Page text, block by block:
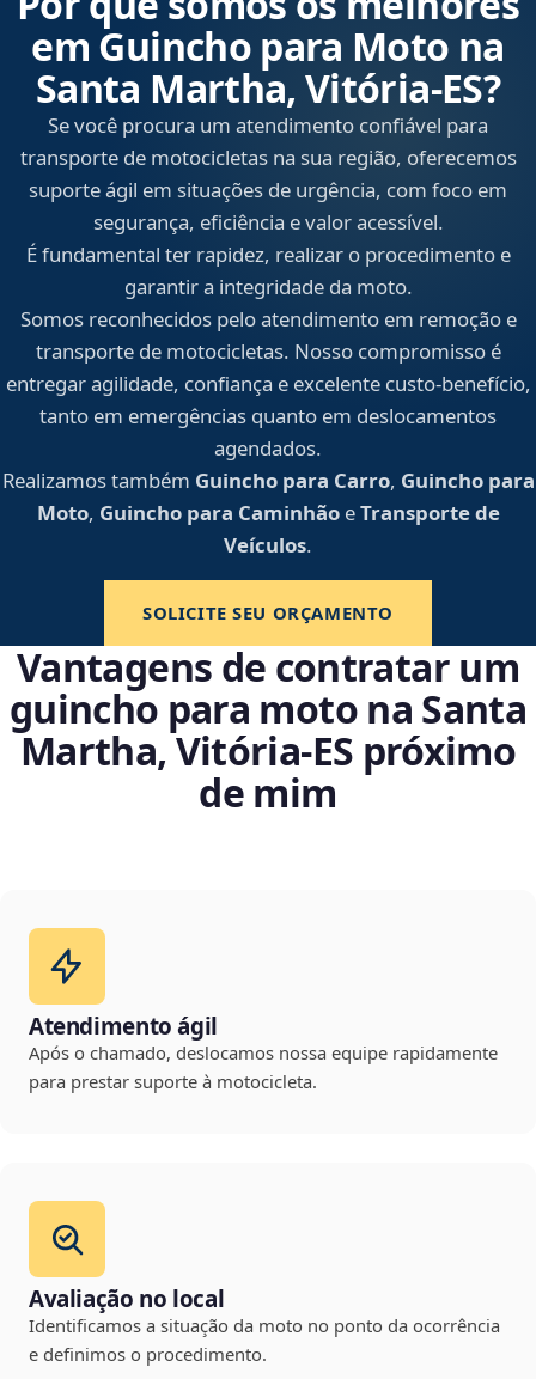
em Guincho para Moto na
Santa Martha, Vitória‑ES?
Se você procura um atendimento confiável para
transporte de motocicletas na sua região, oferecemos
suporte ágil em situações de urgência, com foco em
segurança, eficiência e valor acessível.
É fundamental ter rapidez, realizar o procedimento e
garantir a integridade da moto.
Somos reconhecidos pelo atendimento em remoção e
transporte de motocicletas. Nosso compromisso é
entregar agilidade, confiança e excelente custo-benefício,
tanto em emergências quanto em deslocamentos
agendados.
Realizamos também Guincho para Carro, Guincho para
Moto, Guincho para CaminhãoeTransporte de
Veículos.
SOLICITE SEU ORÇAMENTO
Vantagens de contratar um
guincho para moto na Santa
Martha, Vitória‑ES próximo
de mim
Atendimento ágil
Após o chamado, deslocamos nossa equipe rapidamente
para prestar suporte à motocicleta.
Avaliação no local
Identificamos a situação da moto no ponto da ocorrência
e definimos o procedimento.